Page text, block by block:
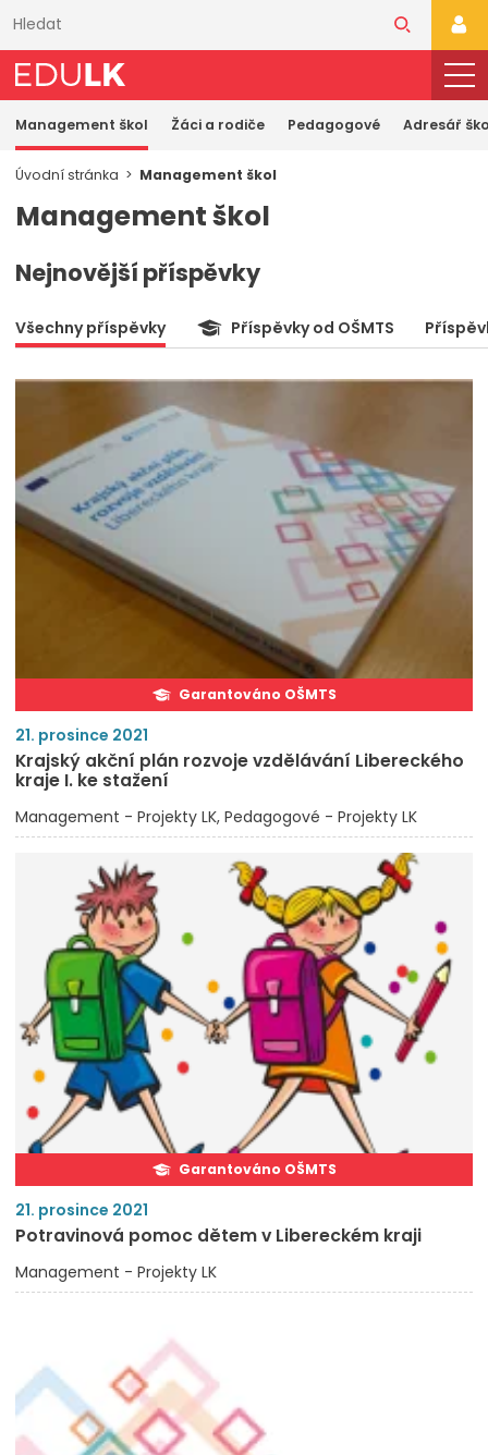
obsahu
Management škol Žáci a rodiče Pedagogové Adresář
Úvodní stránka Management škol
Management škol
Nejnovější příspěvky
Všechny příspěvky Příspěvky od OŠMTS
Garantováno OŠMTS
21. prosince 2021
Krajský akční plán rozvoje vzdělávání Libereckého
kraje I. ke stažení
Management - Projekty LK Pedagogové - Projekty LK
Garantováno OŠMTS
21. prosince 2021
Potravinová pomoc dětem v Libereckém kraji
Management - Projekty LK